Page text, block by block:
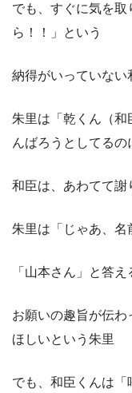
でも、すぐに気を
ら！！」という
納得がいっていない
朱里は「乾くん（和
んばろうとしてるの
和臣は、あわてて謝
朱里は「じゃあ、名
「山本さん」と答え
お願いの趣旨が伝
ほしいという朱里
でも、和臣くんは